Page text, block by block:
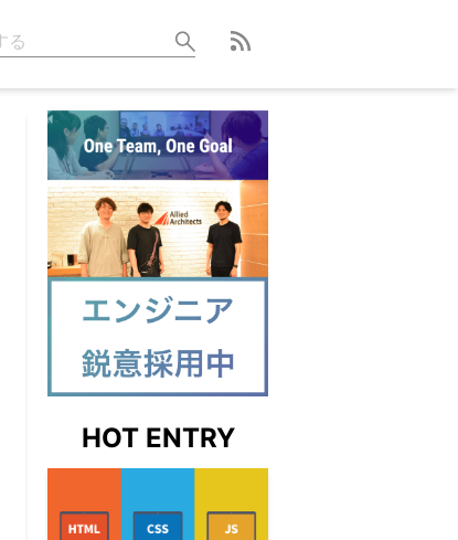
HOT ENTRY